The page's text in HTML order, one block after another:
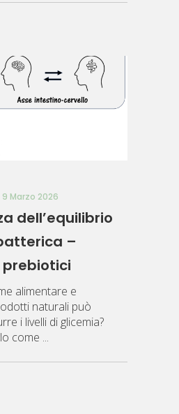
9 Marzo 2026
dell’equilibrio
–
alimentare e
naturali può
i livelli di glicemia?
come